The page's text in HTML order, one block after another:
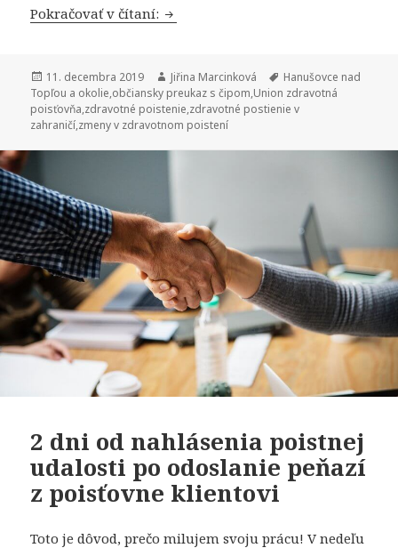
Pokračovať v čítaní: Zmenili ste tento rok zdravotnú
Publikované
11. decembra 2019 Autor
Jiřina Marcinková Značky
Hanušovce nad
Topľou a okolie,občiansky preukaz s čipom,Union zdravotná
poisťovňa,zdravotné poistenie,zdravotné postienie v
zahraničí,zmeny v zdravotnom poistení
2 dni od nahlásenia poistnej
udalosti po odoslanie peňazí
z poisťovne klientovi
Toto je dôvod, prečo milujem svoju prácu! V nedeľu